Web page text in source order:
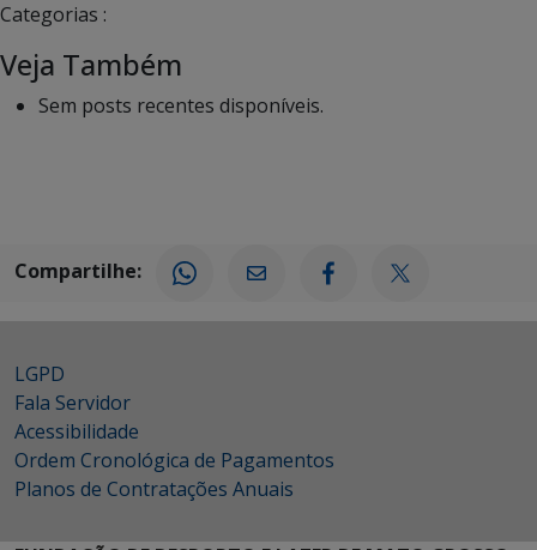
Categorias :
Veja Também
Sem posts recentes disponíveis.
Compartilhe:
LGPD
Fala Servidor
Acessibilidade
Ordem Cronológica de Pagamentos
Planos de Contratações Anuais